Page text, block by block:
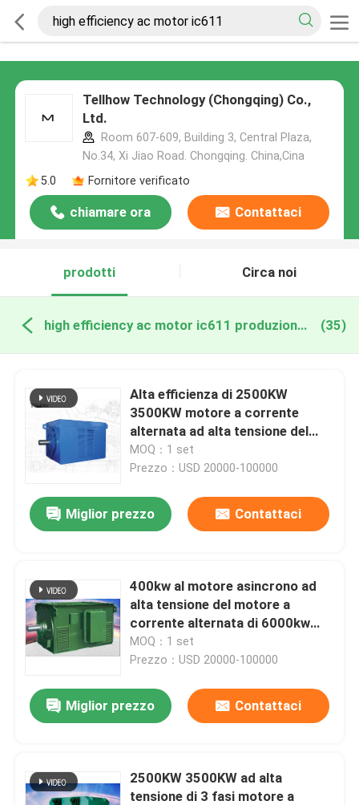
Tellhow Technology (Chongqing) Co.,
Ltd.
Room 607-609, Building 3, Central Plaza,
No.34, Xi Jiao Road. Chongqing. China,Cina
5.0
Fornitore verificato
chiamare ora Contattaci
prodotti Circa noi
high efficiency ac motor ic611 produzione online (35)
Alta efficienza di 2500KW
3500KW motore a corrente
alternata ad alta tensione del
motore asincrono di alta
tensione di 3 fasi IC611
MOQ：1 set
Prezzo：USD 20000-100000
Miglior prezzo Contattaci
400kw al motore asincrono ad
alta tensione del motore a
corrente alternata di 6000kw
11000V 6000V IP23 IP54
MOQ：1 set
Prezzo：USD 20000-100000
Miglior prezzo Contattaci
2500KW 3500KW ad alta
tensione di 3 fasi motore a